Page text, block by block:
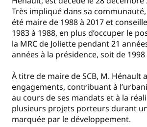
Très impliqué dans sa
été maire de 1988 à 2017 et
1983 à 1988, en plus d’occuper le
la MRC de Joliette pendant 21
années à la présidence, soit de 1998
À titre de maire de SCB, M. Hénault
engagements, contribuant à
au cours de ses mandats et à la
plusieurs projets porteurs durant
marquée par le développement.